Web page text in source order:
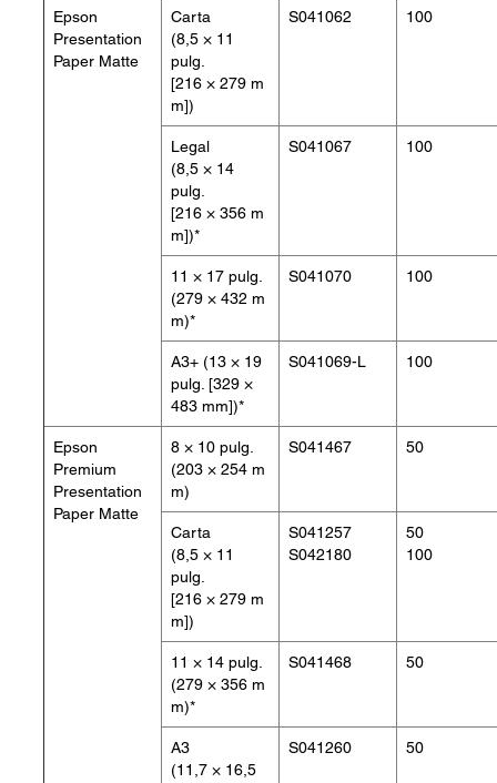
Epson
Presentation
Paper Matte
Carta
(8,5 × 11
pulg.
[216 × 279 m
m])
S041062 100
Legal
(8,5 × 14
pulg.
[216 × 356 m
m])*
S041067 100
11 × 17 pulg.
(279 × 432 m
m)*
S041070 100
A3+ (13 × 19
pulg. [329 ×
483 mm])*
S041069-L 100
Epson
Premium
Presentation
Paper Matte
8 × 10 pulg.
(203 × 254 m
m)
S041467 50
Carta
(8,5 × 11
pulg.
[216 × 279 m
m])
S041257
S042180
50
100
11 × 14 pulg.
(279 × 356 m
m)*
S041468 50
A3
(11,7 × 16,5
S041260 50